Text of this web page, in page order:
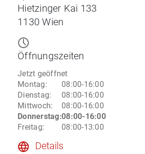
Hietzinger Kai 133
1130 Wien
Öffnungszeiten
Jetzt geöffnet
Montag:
08:00-16:00
Dienstag:
08:00-16:00
Mittwoch:
08:00-16:00
Donnerstag:08:00-16:00
Freitag: 08:00-13:00
Details